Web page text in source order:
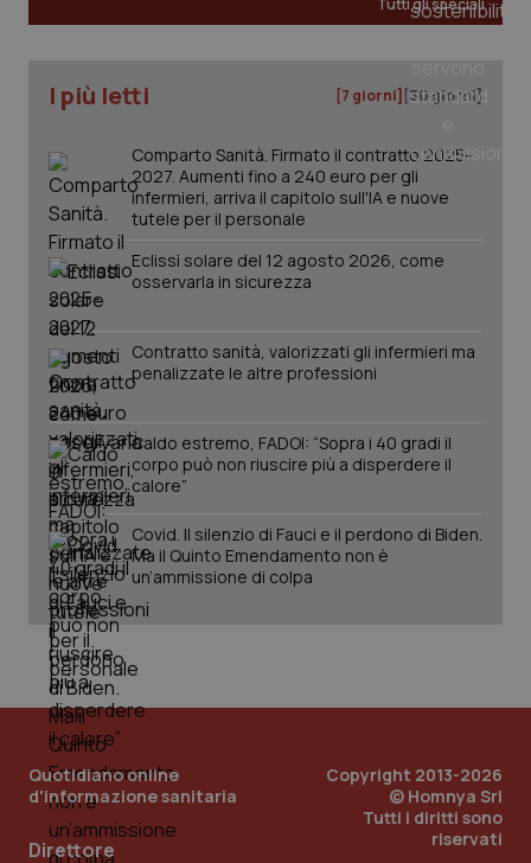
Quotidiano Chirurgia
Quotidiano Oncologia
Quotidiano Pediatria
Rene & patologie urogenitali
Salute orale & impianti
Sangue & coagulazione
Tiroide
Tumore al seno
Tumore ovarico
Tumori del Polmone & Testa Collo
Tumori gastrointestinali
Ulcera & Reflusso
Vaccini
Tutti gli speciali
I più letti [7 giorni] [30 giorni]
Comparto Sanità. Firmato il contratto 2025-
2027. Aumenti fino a 240 euro per gli
infermieri, arriva il capitolo sull'IA e nuove
tutele per il personale
Eclissi solare del 12 agosto 2026, come
osservarla in sicurezza
Contratto sanità, valorizzati gli infermieri ma
penalizzate le altre professioni
Caldo estremo, FADOI: “Sopra i 40 gradi il
corpo può non riuscire più a disperdere il
calore”
Covid. Il silenzio di Fauci e il perdono di Biden.
Ma il Quinto Emendamento non è
un’ammissione di colpa
Quotidiano online
d'informazione sanitaria
Direttore
Copyright 2013-2026
© Homnya Srl
Tutti i diritti sono
riservati
funzionare correttamente senza questi cookie.
VISITOR_PRIVACY_METADATA
YouTube
.youtube.com
CookieScriptConsent
CookieScript
tracking-sites-ironfish-
tracking-enable
www.quotidianosanita.it
2